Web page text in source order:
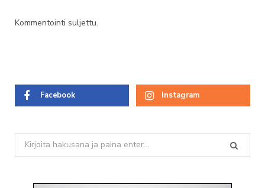
Kommentointi suljettu.
Facebook Instagram
Search
for: